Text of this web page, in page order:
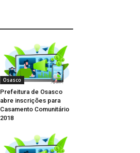
Osasco
Prefeitura de Osasco
abre inscrições para
Casamento Comunitário
2018